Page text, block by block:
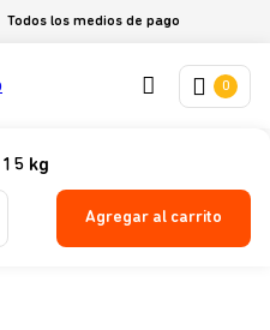
Todos los medios de pago
0
kg
Agregar al carrito